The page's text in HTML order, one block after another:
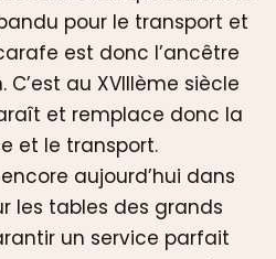
pour le transport et
est donc l’ancêtre
au XVIIIème siècle
et remplace donc la
et le transport.
aujourd’hui dans
les tables des grands
un service parfait